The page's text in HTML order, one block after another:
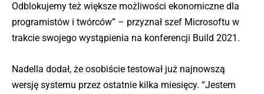
Odblokujemy też większe możliwości ekonomiczne dla
programistów i twórców” – przyznał szef Microsoftu w
trakcie swojego wystąpienia na konferencji Build 2021.
Nadella dodał, że osobiście testował już najnowszą
wersję systemu przez ostatnie kilka miesięcy. “Jestem